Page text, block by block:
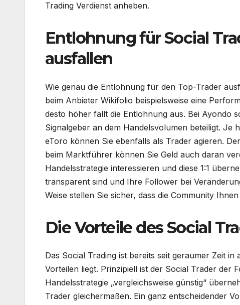
Trading Verdienst anheben.
Entlohnung für Social
ausfallen
Wie genau die Entlohnung für den Top-Trader
beim Anbieter Wikifolio beispielsweise eine
desto höher fällt die Entlohnung aus. Bei Ayondo
Signalgeber an dem Handelsvolumen beteiligt. Je
eToro können Sie ebenfalls als Trader agieren.
beim Marktführer können Sie Geld auch daran
Handelsstrategie interessieren und diese 1:1
transparent sind und Ihre Follower bei
Weise stellen Sie sicher, dass die Community
Die Vorteile des Social
Das Social Trading ist bereits seit geraumer Zeit
Vorteilen liegt. Prinzipiell ist der Social Trader der
Handelsstrategie „vergleichsweise günstig“
Trader gleichermaßen. Ein ganz entscheidender